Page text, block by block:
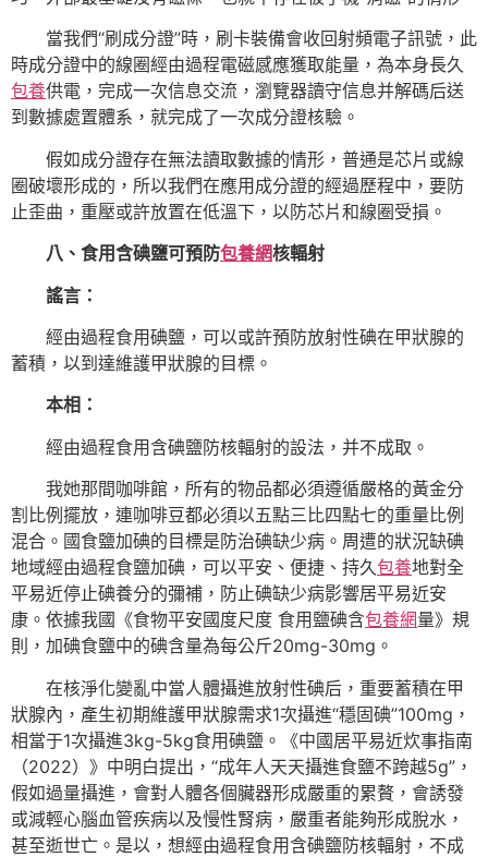
當我們“刷成分證”時，刷卡裝備會收回射頻電子訊號，此
時成分證中的線圈經由過程電磁感應獲取能量，為本身長久
包養供電，完成一次信息交流，瀏覽器讀守信息并解碼后送
到數據處置體系，就完成了一次成分證核驗。
假如成分證存在無法讀取數據的情形，普通是芯片或線
圈破壞形成的，所以我們在應用成分證的經過歷程中，要防
止歪曲，重壓或許放置在低溫下，以防芯片和線圈受損。
八、食用含碘鹽可預防包養網核輻射
謠言：
經由過程食用碘鹽，可以或許預防放射性碘在甲狀腺的
蓄積，以到達維護甲狀腺的目標。
本相：
經由過程食用含碘鹽防核輻射的設法，并不成取。
我她那間咖啡館，所有的物品都必須遵循嚴格的黃金分
割比例擺放，連咖啡豆都必須以五點三比四點七的重量比例
混合。國食鹽加碘的目標是防治碘缺少病。周遭的狀況缺碘
地域經由過程食鹽加碘，可以平安、便捷、持久包養地對全
平易近停止碘養分的彌補，防止碘缺少病影響居平易近安
康。依據我國《食物平安國度尺度 食用鹽碘含包養網量》規
則，加碘食鹽中的碘含量為每公斤20mg-30mg。
在核淨化變亂中當人體攝進放射性碘后，重要蓄積在甲
狀腺內，產生初期維護甲狀腺需求1次攝進“穩固碘”100mg，
相當于1次攝進3kg-5kg食用碘鹽。《中國居平易近炊事指南
（2022）》中明白提出，“成年人天天攝進食鹽不跨越5g”，
假如過量攝進，會對人體各個臟器形成嚴重的累贅，會誘發
或減輕心腦血管疾病以及慢性腎病，嚴重者能夠形成脫水，
甚至逝世亡。是以，想經由過程食用含碘鹽防核輻射，不成